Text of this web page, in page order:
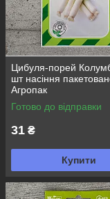
Цибуля-порей
шт насіння
Агропак
Готово до відправки
31 ₴
Купити